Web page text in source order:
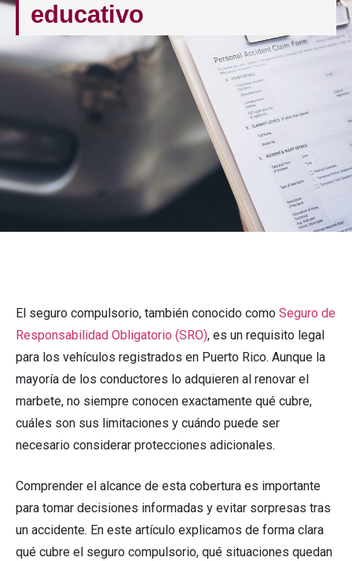
educativo
El seguro compulsorio, también conocido como Seguro de
Responsabilidad Obligatorio (SRO), es un requisito legal
para los vehículos registrados en Puerto Rico. Aunque la
mayoría de los conductores lo adquieren al renovar el
marbete, no siempre conocen exactamente qué cubre,
cuáles son sus limitaciones y cuándo puede ser
necesario considerar protecciones adicionales.
Comprender el alcance de esta cobertura es importante
para tomar decisiones informadas y evitar sorpresas tras
un accidente. En este artículo explicamos de forma clara
qué cubre el seguro compulsorio, qué situaciones quedan